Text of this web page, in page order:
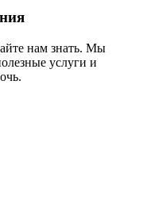
нам знать. Мы
услуги и